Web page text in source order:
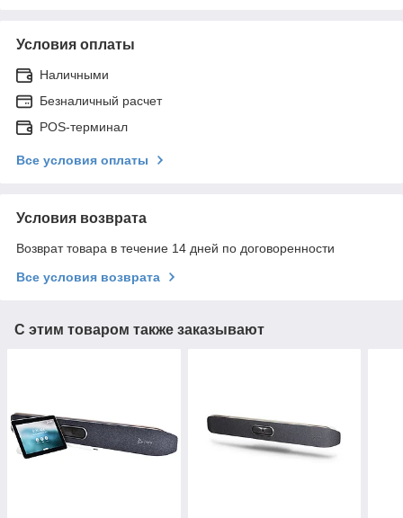
Условия оплаты
Наличными
Безналичный расчет
POS-терминал
Все условия оплаты
Условия возврата
Возврат товара в течение 14 дней по договоренности
Все условия возврата
С этим товаром также заказывают